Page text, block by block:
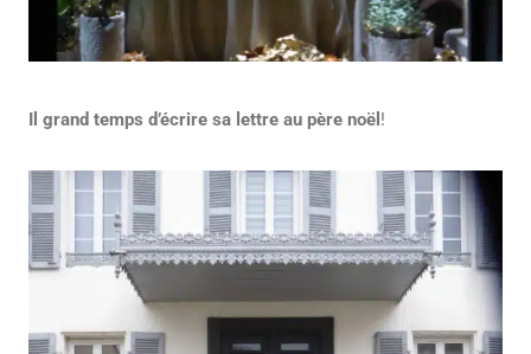
Il grand temps d’écrire sa lettre au père noël !